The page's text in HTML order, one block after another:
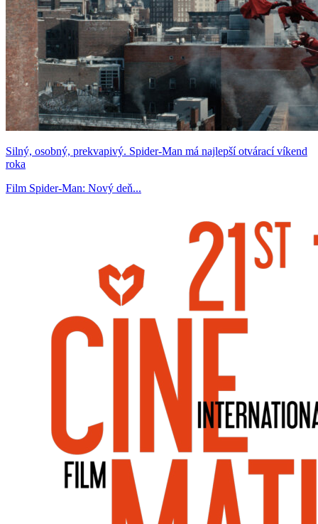
Silný, osobný, prekvapivý. Spider-Man má najlepší otvárací víkend
roka
Film Spider-Man: Nový deň...